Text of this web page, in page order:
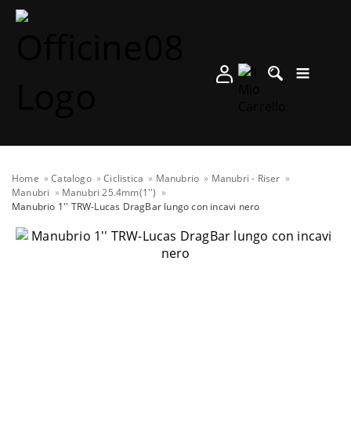
Home Catalogo Ciclistica Manubrio
Manubri - Riser
Manubri
Manubri 25.4mm(1'')
Manubrio 1'' TRW-Lucas DragBar lungo con incavi nero